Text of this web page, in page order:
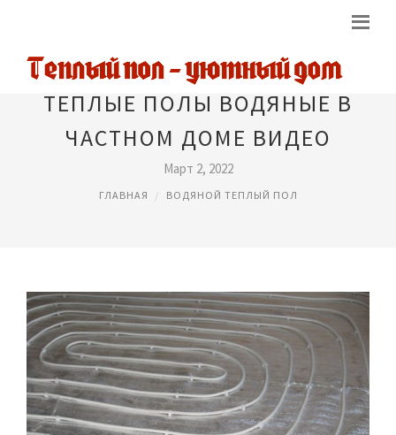
ТЕПЛЫЕ ПОЛЫ ВОДЯНЫЕ В
ЧАСТНОМ ДОМЕ ВИДЕО
Март 2, 2022
ГЛАВНАЯ ВОДЯНОЙ ТЕПЛЫЙ ПОЛ